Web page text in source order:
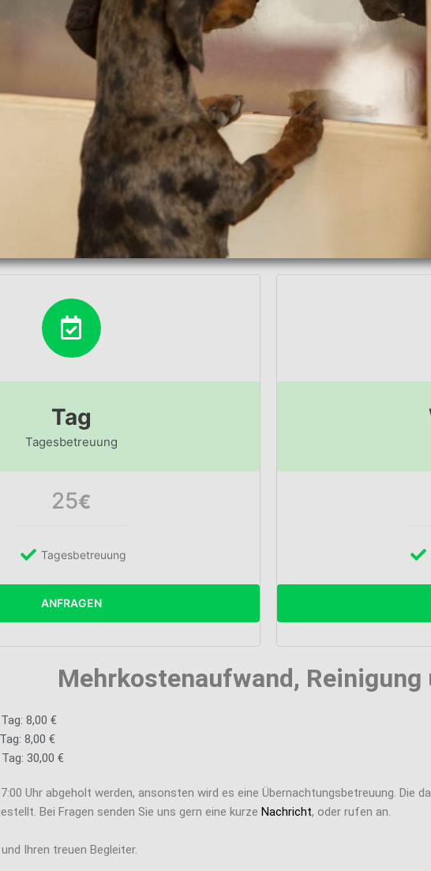
Tag
Tagesbetreuung
25€
Tagesbetreuung
ANFRAGEN
Mehrkostenaufwand, Reinigung
8,00 €
8,00 €
30,00 €
Uhr abgeholt werden, ansonsten wird es eine Übernachtungsbetreuung. Die
Bei Fragen senden Sie uns gern eine kurzeNachricht, oder rufen an.
Ihren treuen Begleiter.